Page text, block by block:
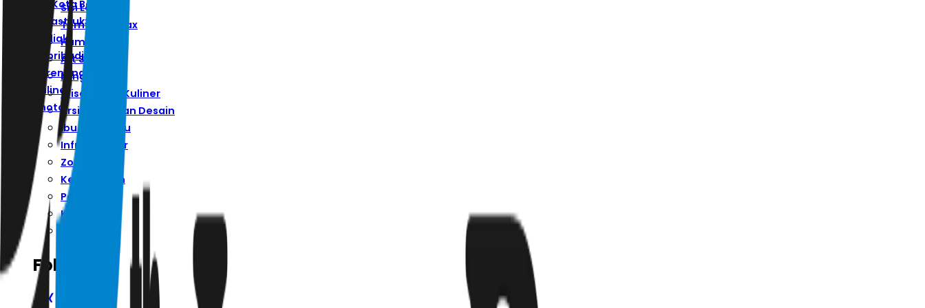
Ibu Kota Baru
Infrastruktur
Zodiak
Kepribadian
Parenting
Kuliner
Photo
Sisi Lain
Ternyata Hoax
Humaniora
Art Space
Minggu
Wisata Dan Kuliner
Arsitektur Dan Desain
Ibu Kota Baru
Infrastruktur
Zodiak
Kepribadian
Parenting
Kuliner
Follow Us